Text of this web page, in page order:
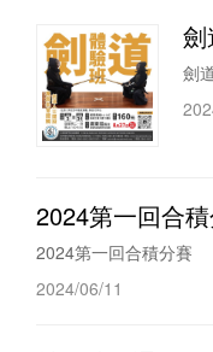
劍
劍
2024第⼀回合
2024第⼀回合積分賽
2024/06/11